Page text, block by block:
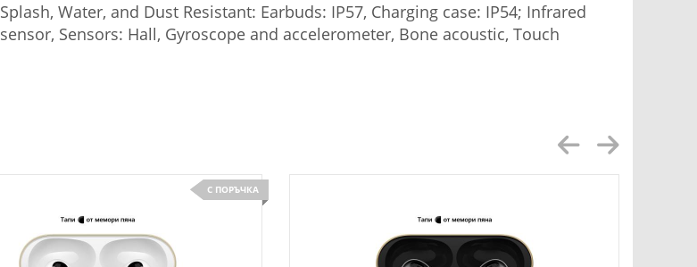
Splash, Water, and Dust Resistant: Earbuds: IP57, Charging case: IP54; Infrared
sensor, Sensors: Hall, Gyroscope and accelerometer, Bone acoustic, Touch
С ПОРЪЧКА